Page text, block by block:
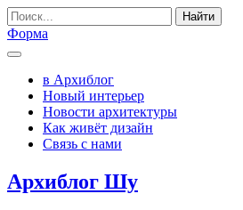
Найти
Форма
в Архиблог
Новый интерьер
Новости архитектуры
Как живёт дизайн
Связь с нами
Архиблог Шу